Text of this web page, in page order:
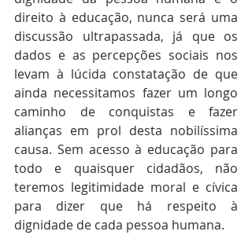
direito à educação, nunca será uma
discussão ultrapassada, já que os
dados e as percepções sociais nos
levam à lúcida constatação de que
ainda necessitamos fazer um longo
caminho de conquistas e fazer
alianças em prol desta nobilíssima
causa. Sem acesso à educação para
todo e quaisquer cidadãos, não
teremos legitimidade moral e cívica
para dizer que há respeito à
dignidade de cada pessoa humana.